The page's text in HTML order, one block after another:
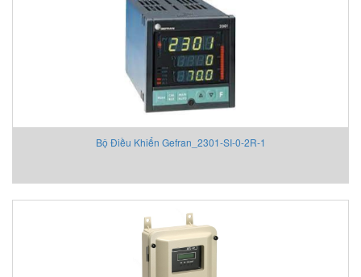
Bộ Điều Khiển Gefran_2301-SI-0-2R-1